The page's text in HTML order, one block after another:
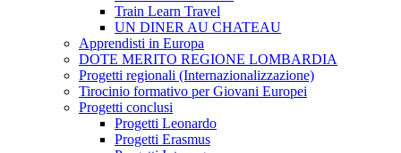
Train Learn Travel
UN DINER AU CHATEAU
Apprendisti in Europa
DOTE MERITO REGIONE LOMBARDIA
Progetti regionali (Internazionalizzazione)
Tirocinio formativo per Giovani Europei
Progetti conclusi
Progetti Leonardo
Progetti Erasmus